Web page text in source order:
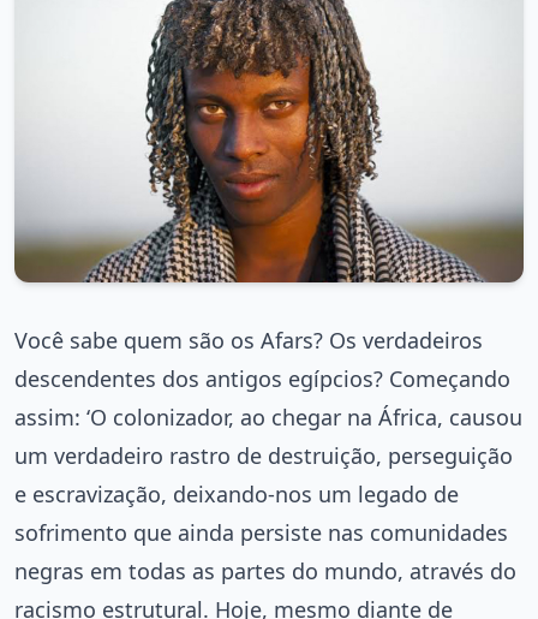
Você sabe quem são os Afars? Os verdadeiros
descendentes dos antigos egípcios? Começando
assim: ‘O colonizador, ao chegar na África, causou
um verdadeiro rastro de destruição, perseguição
e escravização, deixando-nos um legado de
sofrimento que ainda persiste nas comunidades
negras em todas as partes do mundo, através do
racismo estrutural. Hoje, mesmo diante de